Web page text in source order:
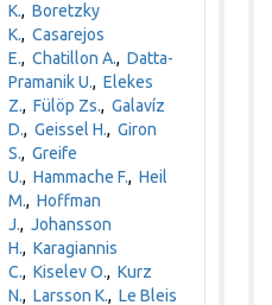
K.,Boretzky
K.,Casarejos
E.,Chatillon A.,Datta-
Pramanik U.,Elekes
Z.,Fülöp Zs.,Galavíz
D.,Geissel H.,Giron
S.,Greife
U.,Hammache F.,Heil
M.,Hoffman
J.,Johansson
H.,Karagiannis
C.,Kiselev O.,Kurz
N.,Larsson K.,Le Bleis